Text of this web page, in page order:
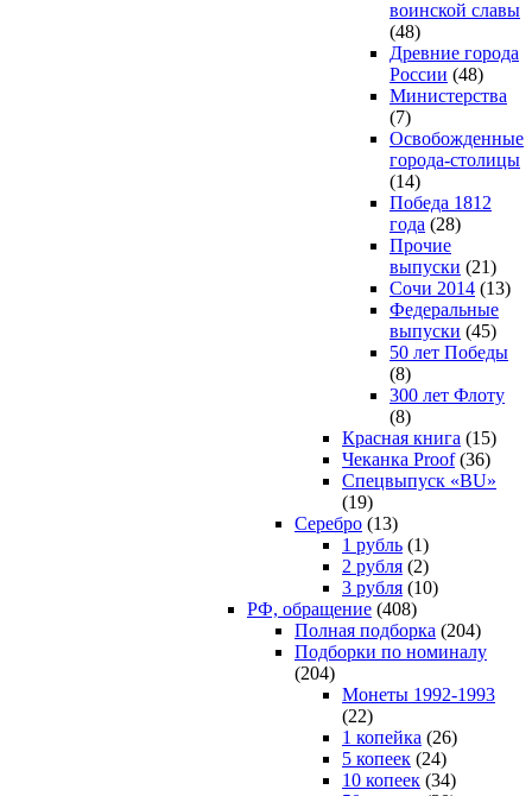
воинской славы
(48)
Древние города
России (48)
Министерства
(7)
Освобожденные
города-столицы
(14)
Победа 1812
года (28)
Прочие
выпуски (21)
Сочи 2014 (13)
Федеральные
выпуски (45)
50 лет Победы
(8)
300 лет Флоту
(8)
Красная книга (15)
Чеканка Proof(36)
Спецвыпуск «BU»
(19)
Серебро (13)
1 рубль (1)
2 рубля (2)
3 рубля (10)
РФ, обращение (408)
Полная подборка (204)
Подборки по номиналу
(204)
Монеты 1992-1993
(22)
1 копейка (26)
5 копеек (24)
10 копеек (34)